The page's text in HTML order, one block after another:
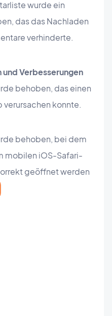
wurde ein
das das Nachladen
verhinderte.
Verbesserungen
behoben, das einen
verursachen konnte.
behoben, bei dem
mobilen iOS-Safari-
geöffnet werden